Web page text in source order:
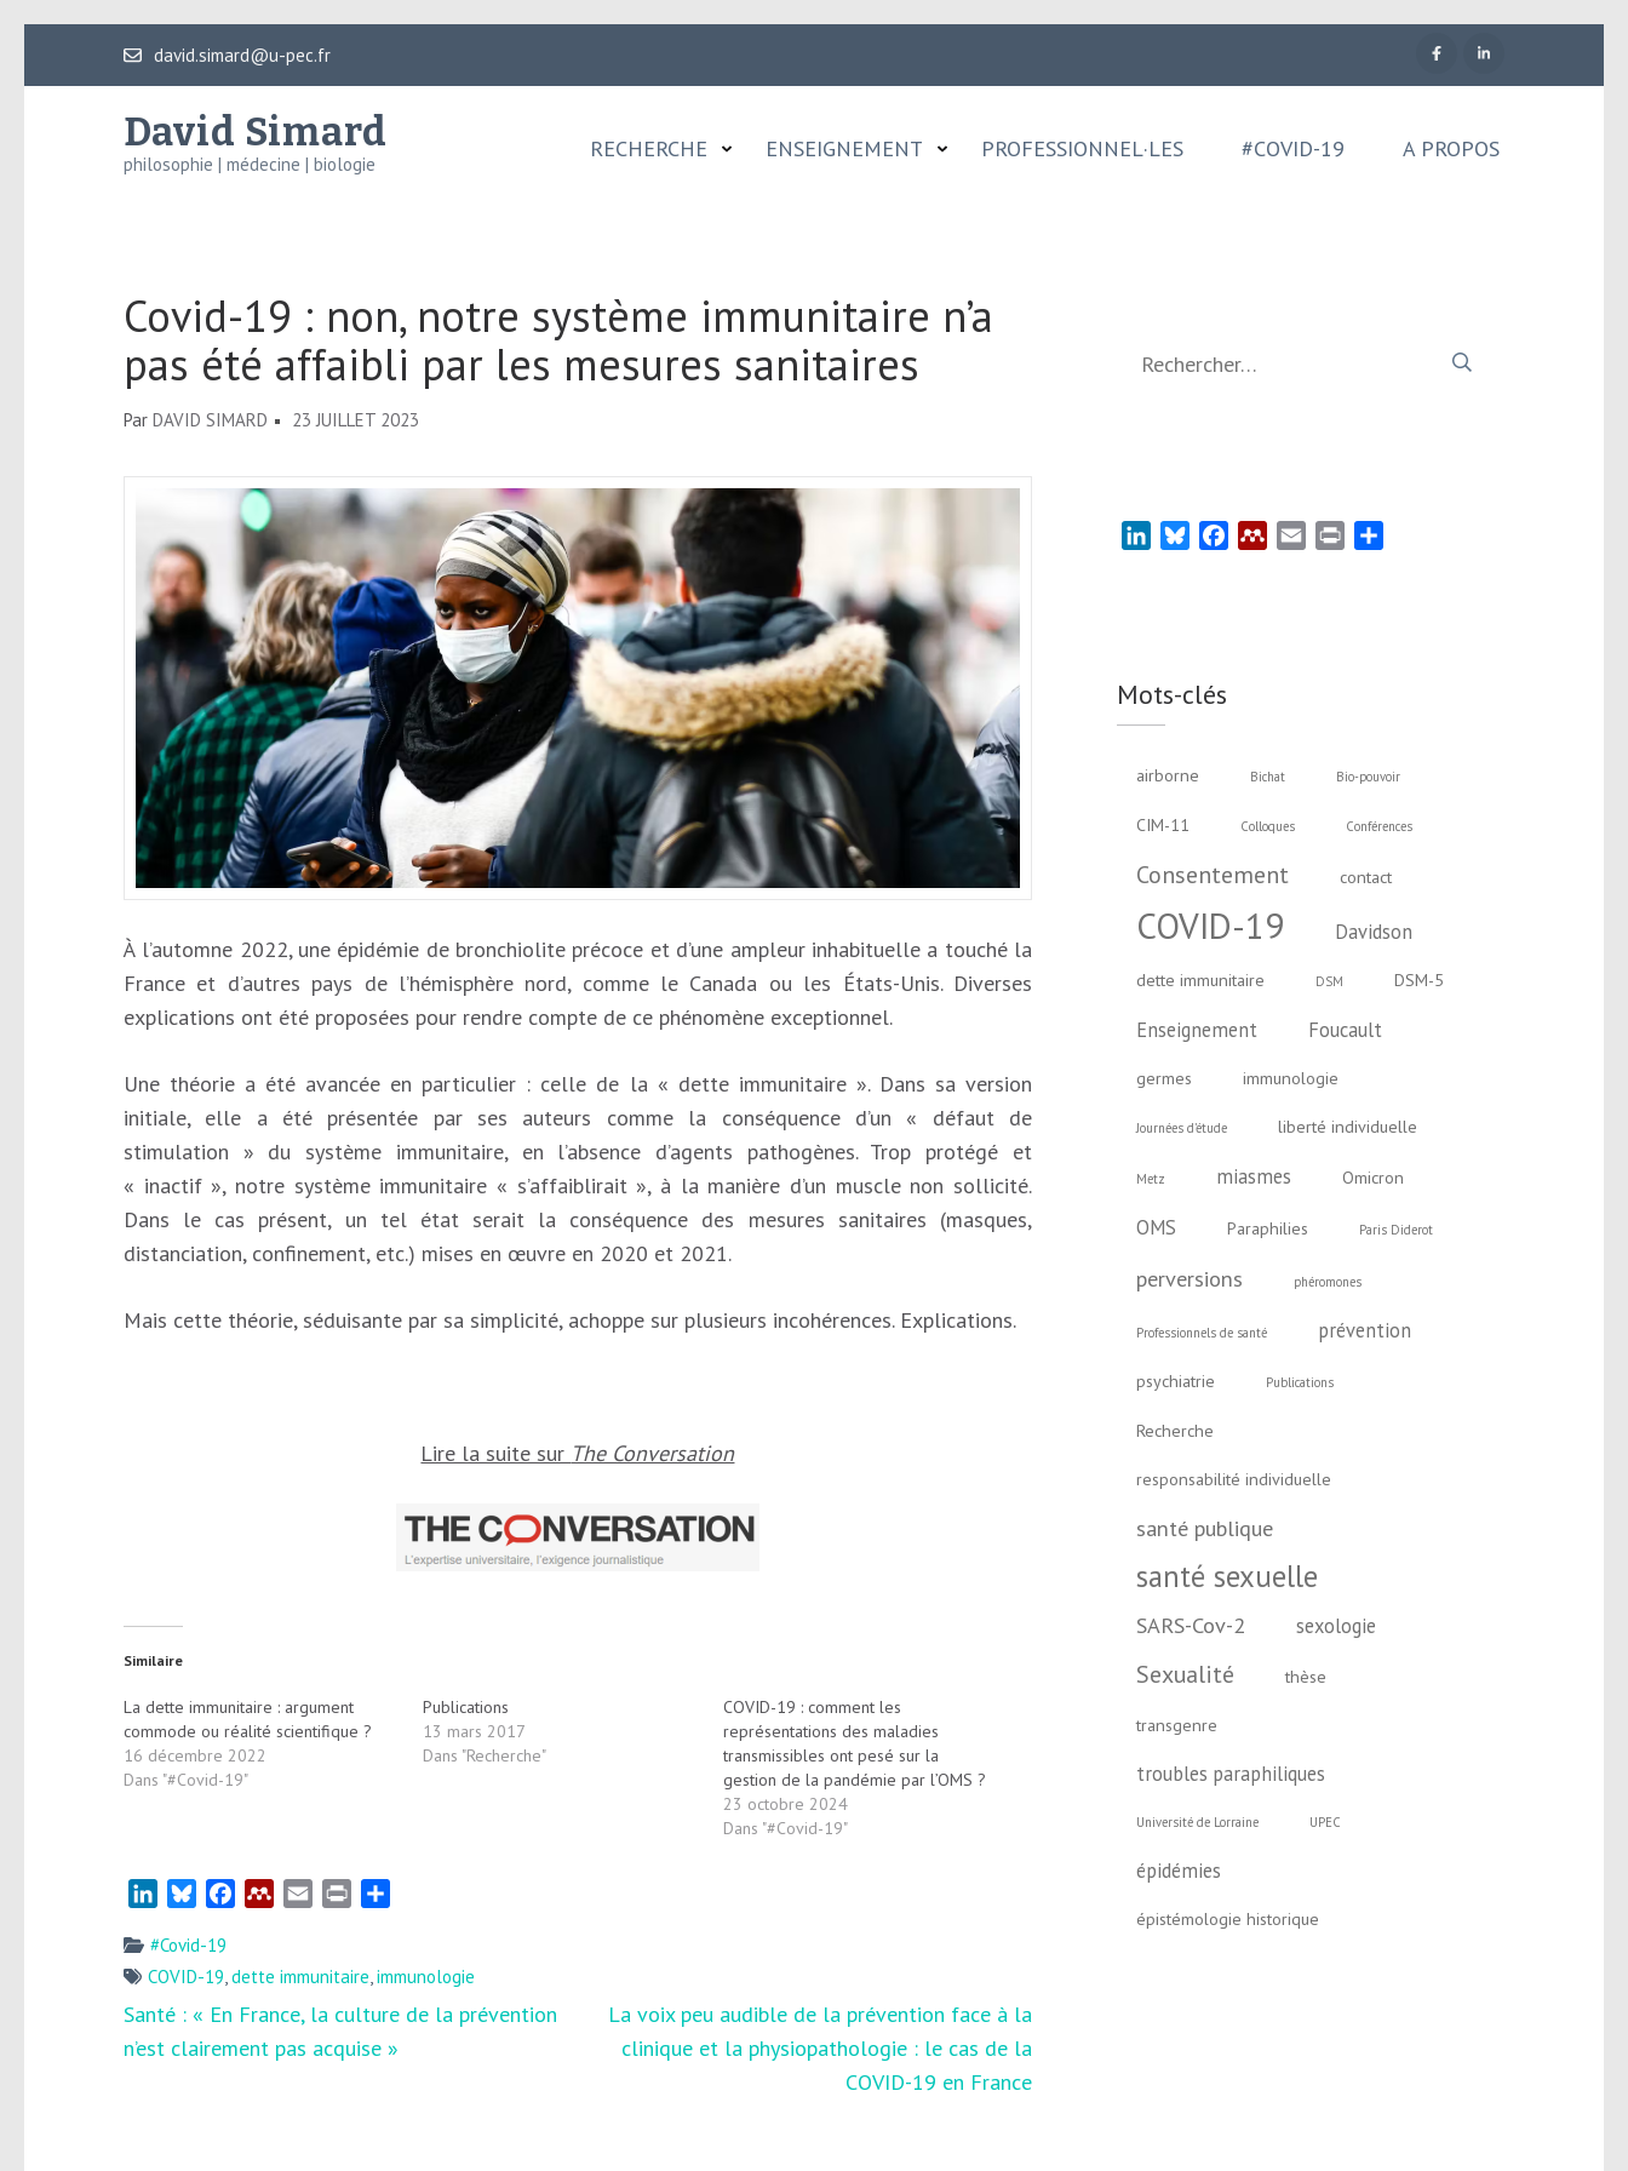
david.simard@u-pec.fr
David Simard
philosophie | médecine | biologie
RECHERCHE ENSEIGNEMENT PROFESSIONNEL·LES #COVID-19 A PROPOS
Covid-19 : non, notre système immunitaire n’a
pas été affaibli par les mesures sanitaires
Par DAVID SIMARD 23 JUILLET 2023
À l’automne 2022, une épidémie de bronchiolite précoce et d’une ampleur inhabituelle a touché la
France et d’autres pays de l’hémisphère nord, comme le Canada ou les États-Unis. Diverses
explications ont été proposées pour rendre compte de ce phénomène exceptionnel.
Une théorie a été avancée en particulier : celle de la « dette immunitaire ». Dans sa version
initiale, elle a été présentée par ses auteurs comme la conséquence d’un « défaut de
stimulation » du système immunitaire, en l’absence d’agents pathogènes. Trop protégé et
« inactif », notre système immunitaire « s’affaiblirait », à la manière d’un muscle non sollicité.
Dans le cas présent, un tel état serait la conséquence des mesures sanitaires (masques,
distanciation, confinement, etc.) mises en œuvre en 2020 et 2021.
Mais cette théorie, séduisante par sa simplicité, achoppe sur plusieurs incohérences. Explications.
Lire la suite sur The Conversation
Similaire
La dette immunitaire : argument
commode ou réalité scientifique ?
16 décembre 2022
Dans "#Covid-19"
Publications
13 mars 2017
Dans "Recherche"
COVID-19 : comment les
représentations des maladies
transmissibles ont pesé sur la
gestion de la pandémie par l’OMS ?
23 octobre 2024
Dans "#Covid-19"
LinkedInBlueskyFacebookMendeley
Email Print
#Covid-19
COVID-19,dette immunitaire,immunologie
Navigation
de
Santé : « En France, la culture de la prévention
n’est clairement pas acquise »
La voix peu audible de la prévention face à la
clinique et la physiopathologie : le cas de la
COVID-19 en France
LinkedInBlueskyFacebookMendeley
Email Print
Mots-clés
airborne Bichat Bio-pouvoir
CIM-11 Colloques Conférences
Consentement contact
COVID-19 Davidson
dette immunitaire DSM DSM-5
Enseignement Foucault
germes immunologie
Journées d'étude liberté individuelle
Metz miasmes Omicron
OMS Paraphilies Paris Diderot
perversions phéromones
Professionnels de santé prévention
psychiatrie Publications
Recherche
responsabilité individuelle
santé publique
santé sexuelle
SARS-Cov-2 sexologie
Sexualité thèse
transgenre
troubles paraphiliques
Université de Lorraine UPEC
épidémies
épistémologie historique